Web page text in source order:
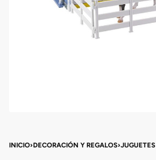
INICIO›DECORACIÓN Y REGALOS›JUGUETES